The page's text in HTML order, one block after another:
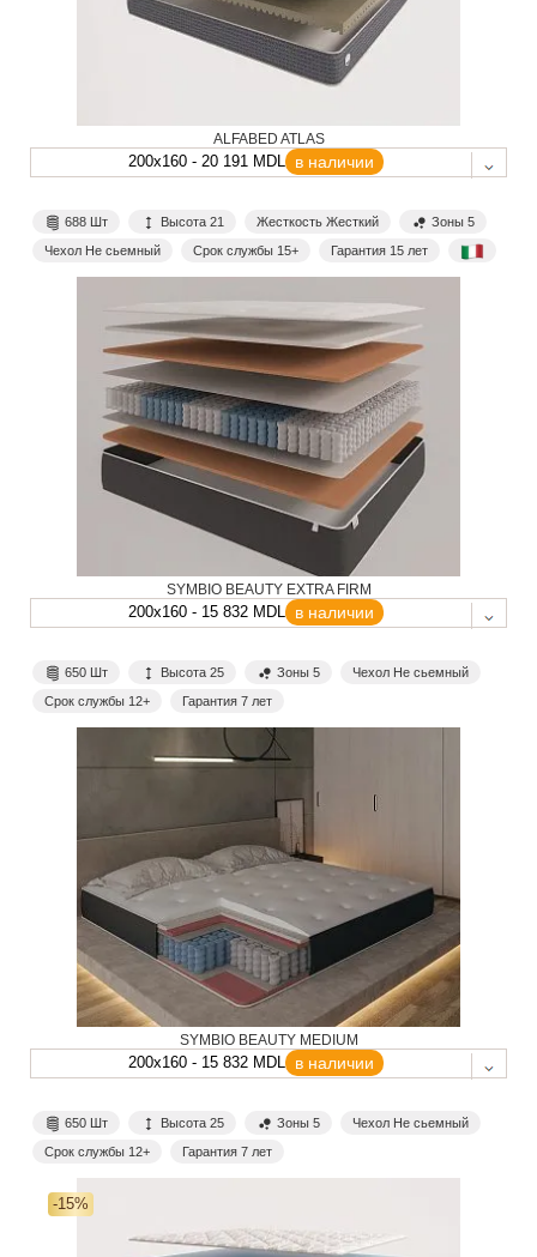
ALFABED ATLAS
200x160 - 20 191 MDL в наличии
688 Шт Высота 21 Жесткость Жесткий
Зоны 5
Чехол Не сьемный
Срок службы 15+ Гарантия 15 лет
SYMBIO BEAUTY EXTRA FIRM
200x160 - 15 832 MDL в наличии
650 Шт Высота 25 Зоны 5
Чехол Не сьемный
Срок службы 12+
Гарантия 7 лет
SYMBIO BEAUTY MEDIUM
200x160 - 15 832 MDL в наличии
650 Шт Высота 25 Зоны 5
Чехол Не сьемный
Срок службы 12+
Гарантия 7 лет
-15%